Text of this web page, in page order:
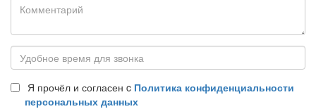
Я прочёл и согласен c Политика конфиденциальности
персональных данных